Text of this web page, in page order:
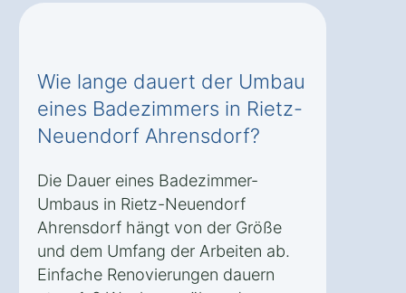
Wie lange dauert der Umbau
eines Badezimmers in Rietz-
Neuendorf Ahrensdorf?
Die Dauer eines Badezimmer-
Umbaus in Rietz-Neuendorf
Ahrensdorf hängt von der Größe
und dem Umfang der Arbeiten ab.
Einfache Renovierungen dauern